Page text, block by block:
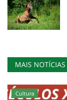
MAIS NOTÍCIAS
Cultura